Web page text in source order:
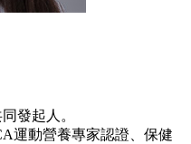
發起人。
運動營養專家認證、保健